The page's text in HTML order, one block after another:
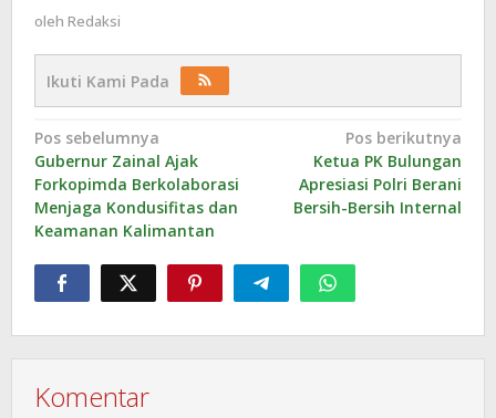
oleh Redaksi
Ikuti Kami Pada
Navigasi
pos
Pos sebelumnya
Gubernur Zainal Ajak
Forkopimda Berkolaborasi
Menjaga Kondusifitas dan
Keamanan Kalimantan
Pos berikutnya
Ketua PK Bulungan
Apresiasi Polri Berani
Bersih-Bersih Internal
Komentar